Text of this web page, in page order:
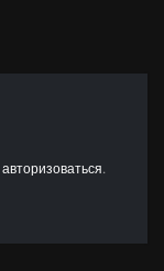
авторизоваться.